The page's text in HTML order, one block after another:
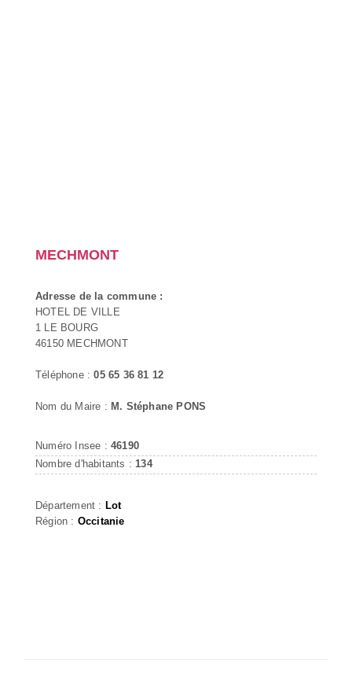
MECHMONT
Adresse de la commune :
HOTEL DE VILLE
1 LE BOURG
46150 MECHMONT
Téléphone :05 65 36 81 12
Nom du Maire : M. Stéphane PONS
Numéro Insee : 46190
Nombre d'habitants : 134
Département : Lot
Région : Occitanie